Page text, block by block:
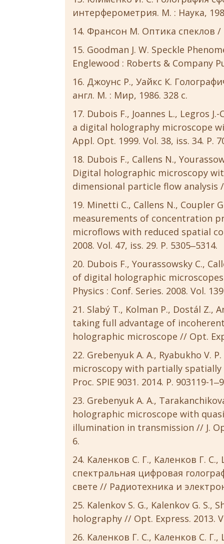
интерферометрия. М. : Наука,
Франсон М. Оптика спеклов /
Goodman J. W. Speckle
Englewood : Roberts & Company
Джоунс Р., Уайкс К.
англ. М. : Мир, 1986. 328 с.
Dubois F., Joannes L., Legros
a digital holography microscope
Appl. Opt. 1999. Vol. 38, iss. 34. P.
Dubois F., Callens N.,
Digital holographic microscopy
dimensional particle flow analysis
Minetti C., Callens N., Coupler
measurements of concentration
microflows with reduced spatial
2008. Vol. 47, iss. 29. P. 5305‒5314.
Dubois F., Yourassowsky C.,
of digital holographic
Physics : Conf. Series. 2008. Vol.
Slabý T., Kolman P., Dostál Z.,
taking full advantage of
holographic microscope // Opt.
Grebenyuk A. A., Ryabukho V.
microscopy with partially
Proc. SPIE 9031. 2014. P. 903119-
Grebenyuk A. A.,
holographic microscope with
illumination in transmission // J.
6.
Каленков С. Г., Каленков Г.
спектральная цифровая
свете // Радиотехника и
Kalenkov S. G., Kalenkov G.
holography // Opt. Express. 2013.
Каленков Г. С., Каленков С.